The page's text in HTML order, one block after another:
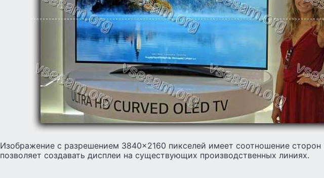
Изображение с разрешением 3840×2160 пикселей имеет соотношение сторон
позволяет создавать дисплеи на существующих производственных линиях.